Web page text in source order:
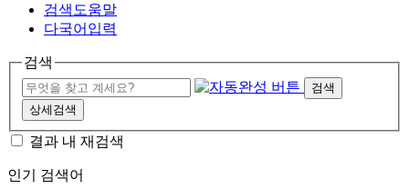
검색도움말
다국어입력
검색
검색
상세검색
결과 내 재검색
인기 검색어